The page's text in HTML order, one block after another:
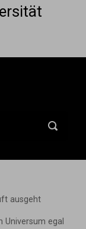
ausgeht
egal